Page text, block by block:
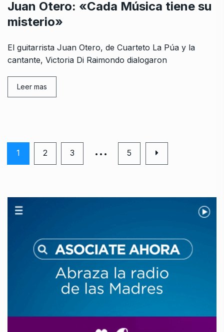
Juan Otero: «Cada Música tiene su
misterio»
El guitarrista Juan Otero, de Cuarteto La Púa y la
cantante, Victoria Di Raimondo dialogaron
Leer mas
1 2 3 … 5